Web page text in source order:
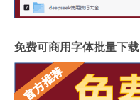
免费可商用字体批量下载